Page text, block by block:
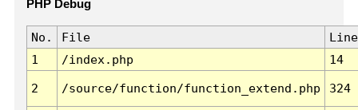
PHP Debug
No. File
Line
1
/index.php 14
2 /source/function/function_extend.php 324